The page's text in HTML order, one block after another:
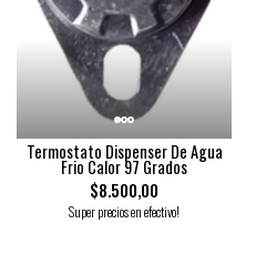
Termostato Dispenser De Agua
Frio Calor 97 Grados
$8.500,00
Super precios en efectivo!